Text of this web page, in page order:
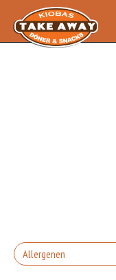
Allergenen